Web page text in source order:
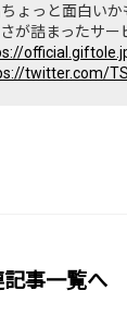
ょっと面白い
が詰まったサー
twitter.com/
記事一覧へ